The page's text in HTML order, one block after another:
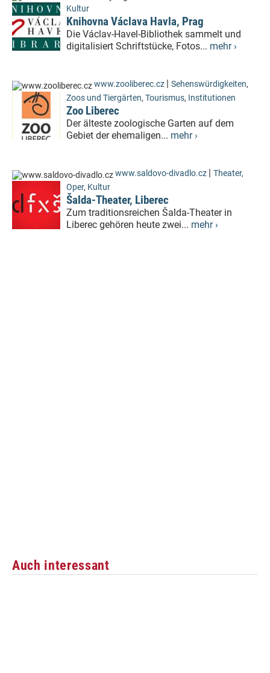
Kultur
Knihovna Václava Havla, Prag
Die Václav-Havel-Bibliothek sammelt und
digitalisiert Schriftstücke, Fotos... mehr ›
www.zooliberec.cz | Sehenswürdigkeiten,
Zoos und Tiergärten, Tourismus, Institutionen
Zoo Liberec
Der älteste zoologische Garten auf dem
Gebiet der ehemaligen... mehr ›
www.saldovo-divadlo.cz | Theater,
Oper, Kultur
Šalda-Theater, Liberec
Zum traditionsreichen Šalda-Theater in
Liberec gehören heute zwei... mehr ›
Auch interessant